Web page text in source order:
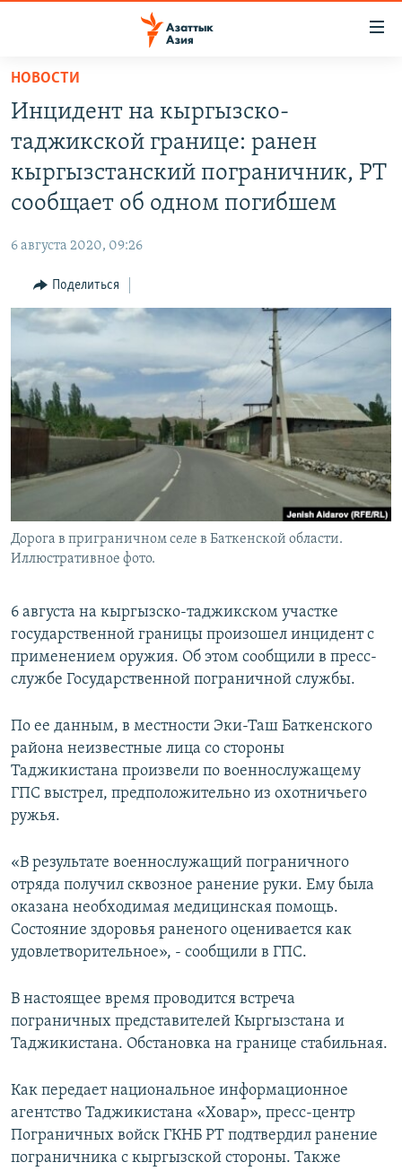
Вернуться
основному
содержанию
главной
Вернутся
поиску
УЗБЕКИСТАН
НОВОСТИ
НА ДРУГИХ ЯЗЫКАХ
КЫРГЫЗЧА
ЎЗБЕКЧА
ТОҶИКӢ
ПОДПИШИТЕСЬ НА НАС В СОЦСЕТЯХ
Все сайты РСЕ/РС
НОВОСТИ
Инцидент на кыргызско-
таджикской границе: ранен
кыргызстанский пограничник, РТ
сообщает об одном погибшем
6 августа 2020, 09:26
Поделиться
Дорога в приграничном селе в Баткенской области.
Иллюстративное фото.
6 августа на кыргызско-таджикском участке
государственной границы произошел инцидент с
применением оружия. Об этом сообщили в пресс-
службе Государственной пограничной службы.
По ее данным, в местности Эки-Таш Баткенского
района неизвестные лица со стороны
Таджикистана произвели по военнослужащему
ГПС выстрел, предположительно из охотничьего
ружья.
«В результате военнослужащий пограничного
отряда получил сквозное ранение руки. Ему была
оказана необходимая медицинская помощь.
Состояние здоровья раненого оценивается как
удовлетворительное», - сообщили в ГПС.
В настоящее время проводится встреча
пограничных представителей Кыргызстана и
Таджикистана. Обстановка на границе стабильная.
Как передает национальное информационное
агентство Таджикистана «Ховар», пресс-центр
Пограничных войск ГКНБ РТ подтвердил ранение
пограничника с кыргызской стороны. Также